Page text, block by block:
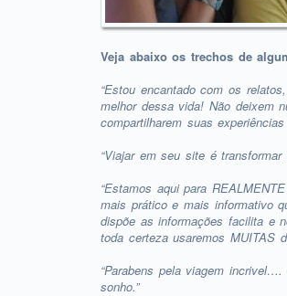
Veja abaixo os trechos de
“Estou encantado com os
melhor dessa vida! Não deixem
compartilharem suas
“Viajar em seu site é
“Estamos aqui para
mais prático e mais informativo
dispõe as informações facilita e
toda certeza usaremos MUITAS
“Parabens pela viagem
sonho.”